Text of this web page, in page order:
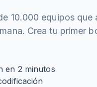
10.000 equipos que
Crea tu primer
en 2 minutos